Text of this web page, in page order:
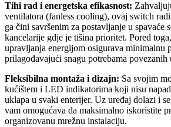
Tihi rad i energetska efikasnost:
ventilatora (fanless cooling), ovaj switch
ga čini savršenim za postavljanje u spavaće
kancelarije gdje je tišina prioritet. Pored
upravljanja energijom osigurava minimalnu
prilagođavajući snagu potrebama povezanih
Fleksibilna montaža i dizajn: Sa svojim
kućištem i LED indikatorima koji nisu
uklapa u svaki enterijer. Uz uređaj dolazi i
vam omogućava da maksimalno iskoristite
organizovanu mrežnu instalaciju.